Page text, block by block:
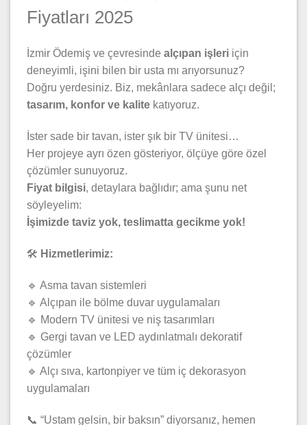
Fiyatları 2025
İzmir Ödemiş ve çevresinde alçıpan işleri için
deneyimli, işini bilen bir usta mı arıyorsunuz?
Doğru yerdesiniz. Biz, mekânlara sadece alçı değil;
tasarım, konfor ve kalite katıyoruz.
İster sade bir tavan, ister şık bir TV ünitesi…
Her projeye ayrı özen gösteriyor, ölçüye göre özel
çözümler sunuyoruz.
Fiyat bilgisi, detaylara bağlıdır; ama şunu net
söyleyelim:
İşimizde taviz yok, teslimatta gecikme yok!
🛠️ Hizmetlerimiz:
🔹 Asma tavan sistemleri
🔹 Alçıpan ile bölme duvar uygulamaları
🔹 Modern TV ünitesi ve niş tasarımları
🔹 Gergi tavan ve LED aydınlatmalı dekoratif
çözümler
🔹 Alçı sıva, kartonpiyer ve tüm iç dekorasyon
uygulamaları
📞 “Ustam gelsin, bir baksın” diyorsanız, hemen